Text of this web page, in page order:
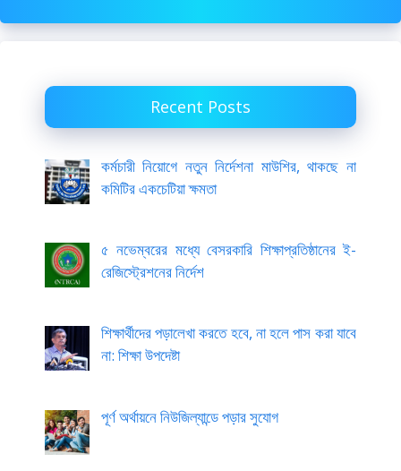
Recent Posts
কর্মচারী নিয়োগে নতুন নির্দেশনা মাউশির, থাকছে না
কমিটির একচেটিয়া ক্ষমতা
৫ নভেম্বরের মধ্যে বেসরকারি শিক্ষাপ্রতিষ্ঠানের ই-
রেজিস্ট্রেশনের নির্দেশ
শিক্ষার্থীদের পড়ালেখা করতে হবে, না হলে পাস করা যাবে
না: শিক্ষা উপদেষ্টা
পূর্ণ অর্থায়নে নিউজিল্যান্ডে পড়ার সুযোগ